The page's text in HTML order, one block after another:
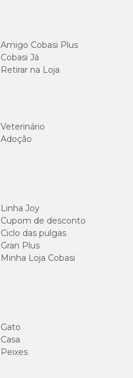
Amigo Cobasi Plus
Cobasi Já
Retirar na Loja
Veterinário
Adoção
Linha Joy
Cupom de desconto
Ciclo das pulgas
Gran Plus
Minha Loja Cobasi
Gato
Casa
Peixes